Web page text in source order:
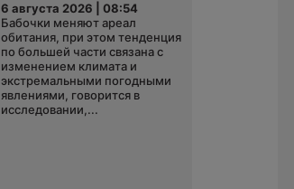
6 августа 2026 | 08:54
Бабочки меняют ареал
обитания, при этом тенденция
по большей части связана с
изменением климата и
экстремальными погодными
явлениями, говорится в
исследовании,...